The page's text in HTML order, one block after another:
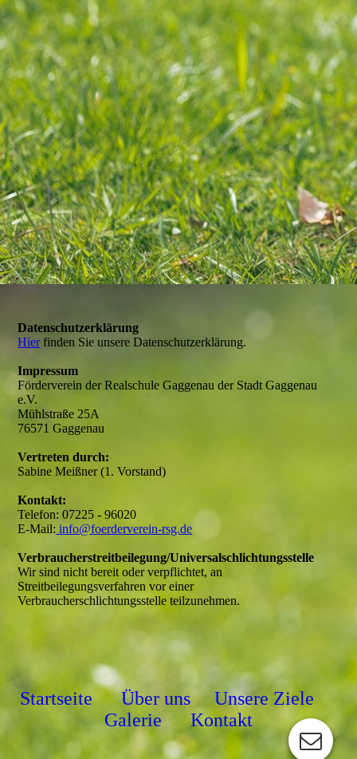
Abschlussfeier 5
Datenschutzerklärung
Hierfinden Sie unsere Datenschutzerklärung.
Impressum
Förderverein der Realschule Gaggenau der Stadt Gaggenau
e.V.
Mühlstraße 25A
76571 Gaggenau
Vertreten durch:
Sabine Meißner (1. Vorstand)
Kontakt:
Telefon: 07225 - 96020
E-Mail: info@foerderverein-rsg.de
Verbraucher­streit­beilegung/Universal­schlichtungs­stelle
Wir sind nicht bereit oder verpflichtet, an
Streitbeilegungsverfahren vor einer
Verbraucherschlichtungsstelle teilzunehmen.
Startseite Über uns
Unsere Ziele
Galerie
Kontakt